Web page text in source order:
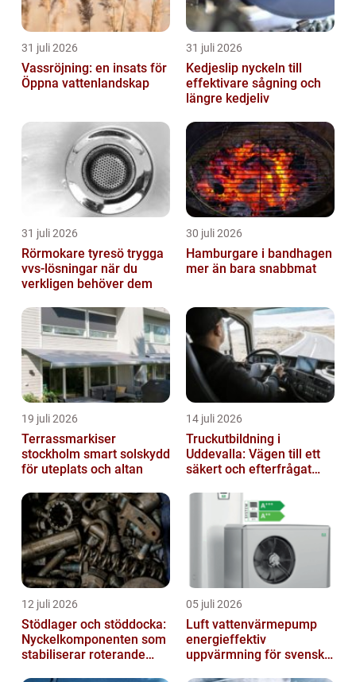
31 juli 2026
Vassröjning: en insats för
Öppna vattenlandskap
31 juli 2026
Kedjeslip nyckeln till
effektivare sågning och
längre kedjeliv
31 juli 2026
Rörmokare tyresö trygga
vvs-lösningar när du
verkligen behöver dem
30 juli 2026
Hamburgare i bandhagen
mer än bara snabbmat
19 juli 2026
Terrassmarkiser
stockholm smart solskydd
för uteplats och altan
14 juli 2026
Truckutbildning i
Uddevalla: Vägen till ett
säkert och efterfrågat
12 juli 2026
Stödlager och stöddocka:
Nyckelkomponenten som
stabiliserar roterande
05 juli 2026
Luft vattenvärmepump
energieffektiv
uppvärmning för svenska